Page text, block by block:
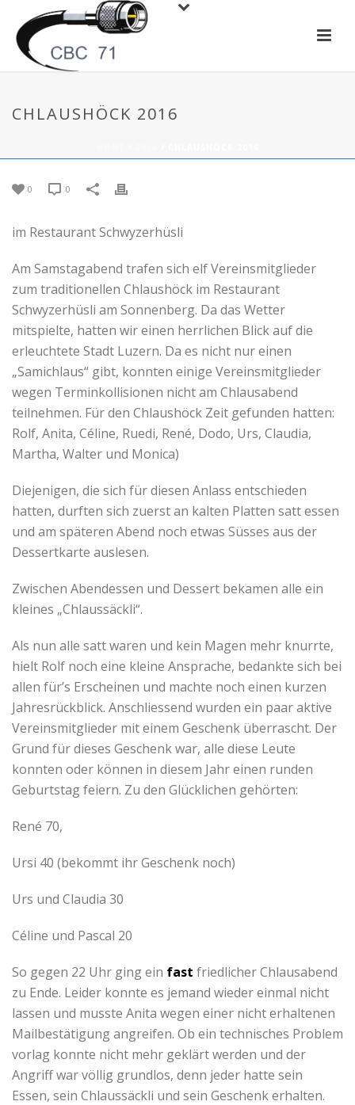
CHLAUSHÖCK 2016
0 0
im Restaurant Schwyzerhüsli
Am Samstagabend trafen sich elf Vereinsmitglieder
zum traditionellen Chlaushöck im Restaurant
Schwyzerhüsli am Sonnenberg. Da das Wetter
mitspielte, hatten wir einen herrlichen Blick auf die
erleuchtete Stadt Luzern. Da es nicht nur einen
„Samichlaus“ gibt, konnten einige Vereinsmitglieder
wegen Terminkollisionen nicht am Chlausabend
teilnehmen. Für den Chlaushöck Zeit gefunden hatten:
Rolf, Anita, Céline, Ruedi, René, Dodo, Urs, Claudia,
Martha, Walter und Monica)
Diejenigen, die sich für diesen Anlass entschieden
hatten, durften sich zuerst an kalten Platten satt essen
und am späteren Abend noch etwas Süsses aus der
Dessertkarte auslesen.
Zwischen Abendessen und Dessert bekamen alle ein
kleines „Chlaussäckli“.
Als nun alle satt waren und kein Magen mehr knurrte,
hielt Rolf noch eine kleine Ansprache, bedankte sich bei
allen für’s Erscheinen und machte noch einen kurzen
Jahresrückblick. Anschliessend wurden ein paar aktive
Vereinsmitglieder mit einem Geschenk überrascht. Der
Grund für dieses Geschenk war, alle diese Leute
konnten oder können in diesem Jahr einen runden
Geburtstag feiern. Zu den Glücklichen gehörten:
René 70,
Ursi 40 (bekommt ihr Geschenk noch)
Urs und Claudia 30
Céline und Pascal 20
So gegen 22 Uhr ging ein fast friedlicher Chlausabend
zu Ende. Leider konnte es jemand wieder einmal nicht
lassen und musste Anita wegen einer nicht erhaltenen
Mailbestätigung angreifen. Ob ein technisches Problem
vorlag konnte nicht mehr geklärt werden und der
Angriff war völlig grundlos, denn jeder hatte sein
Essen, sein Chlaussäckli und sein Geschenk erhalten.